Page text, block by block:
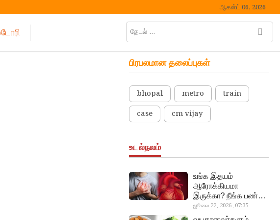
ஆகஸ்ட் 06, 2026
தேடல்
… M
பிரபலமான தலைப்புகள்
bhopal metro
train
case
cm vijay
உடல்நலம்
உங்க இதயம்
ஆரோக்கியமா
இருக்கா? நீங்க பண்ண
வேண்டிய எளிய 5
டெஸ்ட்!
ஜூலை 22, 2026, 07:35